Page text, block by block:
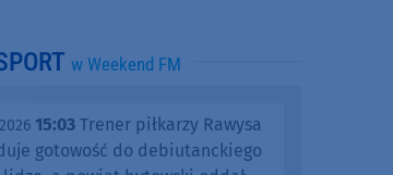
w Weekend FM
15:03 Trener piłkarzy Rawysa
gotowość do debiutanckiego